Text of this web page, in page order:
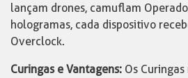
lançam drones, camuflam
hologramas, cada dispositivo
Overclock.
Curingas e Vantagens: Os